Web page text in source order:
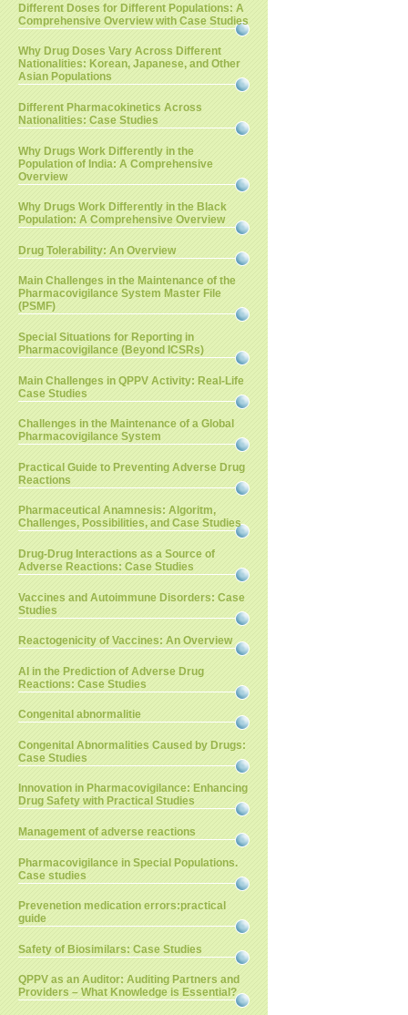
Different Doses for Different Populations: A
Comprehensive Overview with Case Studies
Why Drug Doses Vary Across Different
Nationalities: Korean, Japanese, and Other
Asian Populations
Different Pharmacokinetics Across
Nationalities: Case Studies
Why Drugs Work Differently in the
Population of India: A Comprehensive
Overview
Why Drugs Work Differently in the Black
Population: A Comprehensive Overview
Drug Tolerability: An Overview
Main Challenges in the Maintenance of the
Pharmacovigilance System Master File
(PSMF)
Special Situations for Reporting in
Pharmacovigilance (Beyond ICSRs)
Main Challenges in QPPV Activity: Real-Life
Case Studies
Challenges in the Maintenance of a Global
Pharmacovigilance System
Practical Guide to Preventing Adverse Drug
Reactions
Pharmaceutical Anamnesis: Algoritm,
Challenges, Possibilities, and Case Studies
Drug-Drug Interactions as a Source of
Adverse Reactions: Case Studies
Vaccines and Autoimmune Disorders: Case
Studies
Reactogenicity of Vaccines: An Overview
AI in the Prediction of Adverse Drug
Reactions: Case Studies
Congenital abnormalitie
Congenital Abnormalities Caused by Drugs:
Case Studies
Innovation in Pharmacovigilance: Enhancing
Drug Safety with Practical Studies
Management of adverse reactions
Pharmacovigilance in Special Populations.
Case studies
Prevenetion medication errors:practical
guide
Safety of Biosimilars: Case Studies
QPPV as an Auditor: Auditing Partners and
Providers – What Knowledge is Essential?